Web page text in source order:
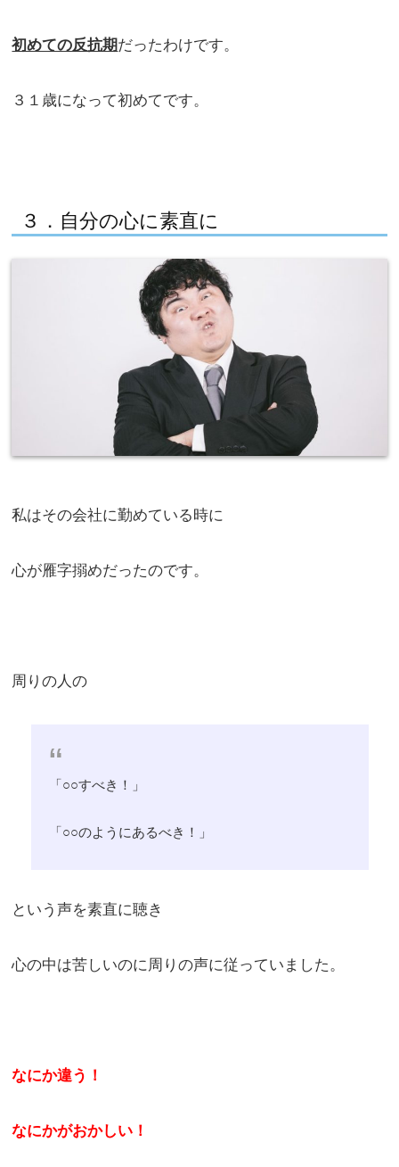
初めての反抗期だったわけです。
３１歳になって初めてです。
３．自分の心に素直に
私はその会社に勤めている時に
心が雁字搦めだったのです。
周りの人の
「○○すべき！」
「○○のようにあるべき！」
という声を素直に聴き
心の中は苦しいのに周りの声に従っていました。
なにか違う！
なにかがおかしい！